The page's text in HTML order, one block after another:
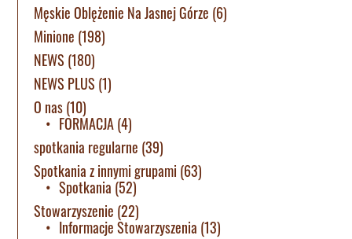
Męskie Oblężenie Na Jasnej Górze (6)
Minione (198)
NEWS (180)
NEWS PLUS (1)
O nas(10)
FORMACJA(4)
spotkania regularne (39)
Spotkania z innymi grupami (63)
Spotkania (52)
Stowarzyszenie (22)
Informacje Stowarzyszenia (13)